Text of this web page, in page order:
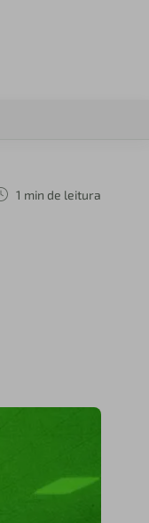
1 min de leitura